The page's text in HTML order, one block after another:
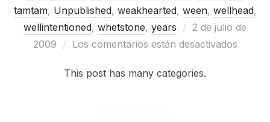
tamtam, Unpublished, weakhearted, ween, wellhead,
wellintentioned, whetstone, years
Publicado
el
2 de julio de
2009
Los comentarios están desactivados
This post has many categories.